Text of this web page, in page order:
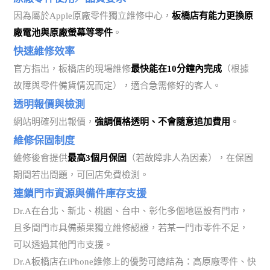
因為屬於Apple原廠零件獨立維修中心，板橋店有能力更換原
廠電池與原廠螢幕等零件 。
快速維修效率
官方指出，板橋店的現場維修最快能在10分鐘內完成 （根據
故障與零件備貨情況而定），適合急需修好的客人。
透明報價與檢測
網站明確列出報價，強調價格透明、不會隨意追加費用 。
維修保固制度
維修後會提供最高3個月保固
（若故障非人為因素），在保固
期間若出問題，可回店免費檢測。
連鎖門市資源與備件庫存支援
Dr.A在台北、新北、桃園、台中、彰化多個地區設有門市，
且多間門市具備蘋果獨立維修認證，若某一門市零件不足，
可以透過其他門市支援。
Dr.A板橋店在iPhone維修上的優勢可總結為：高原廠零件、快